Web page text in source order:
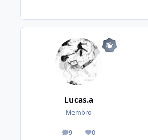
Lucas.a
Membro
9
posts 0
Reputação